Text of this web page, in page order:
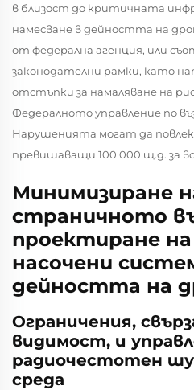
в близост до критичната
намесване в дейността на
от федерална агенция, или
законодателни рамки, като
отстъпки за намаляване на
Федералното управление по
Нарушенията могат да
превишаващи 100 000 щ.д. за
Минимизиране
страничното
проектиране
насочени
дейността на
Ограничения,
видимост, и
радиочестотен
среда